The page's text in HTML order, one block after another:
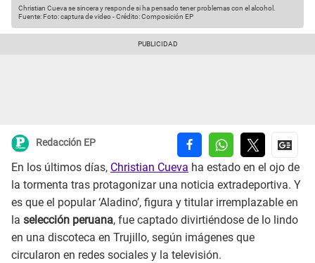
Christian Cueva se sincera y responde si ha pensado tener problemas con el alcohol.
Fuente: Foto: captura de video-Crédito: Composición EP
Redacción EP
En los últimos días, Christian Cueva ha estado en el ojo de
la tormenta tras protagonizar una noticia extradeportiva. Y
es que el popular ‘Aladino’, figura y titular irremplazable en
la selección peruana, fue captado divirtiéndose de lo lindo
en una discoteca en Trujillo, según imágenes que
circularon en redes sociales y la televisión.